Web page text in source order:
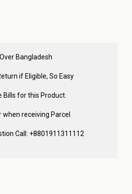
Bangladesh
if Eligible, So Easy
Bills for this Product.
when receiving Parcel
Call: +8801911311112